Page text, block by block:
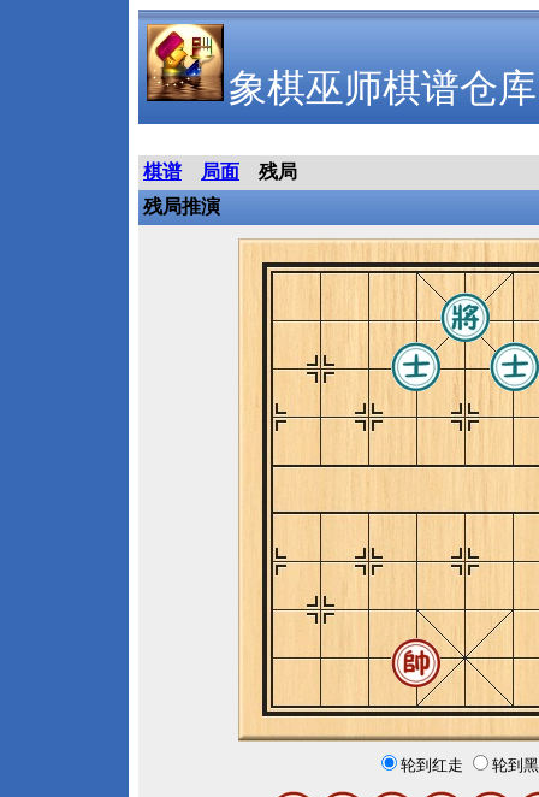
象棋巫师棋谱仓库
棋谱 局面
残局
残局推演
轮到红走 轮到